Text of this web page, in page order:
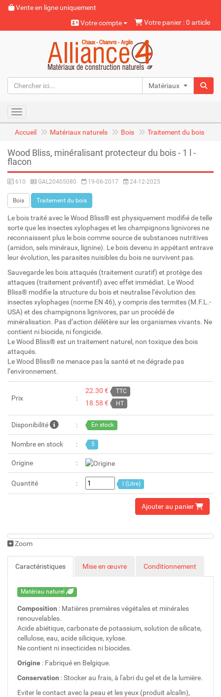
Vente en ligne uniquement
Votre compte
Votre panier : 0 article
Matériaux naturels
Toggle navigation
Accueil Matériaux naturels Bois Traitement du bois
Wood Bliss, minéralisant protecteur du bois - 1 l -
flacon
610 GAL20405080 19-06-2017 24-12-2025
Bois Traitement du bois
Le bois traité avec le Wood Bliss® est physiquement modifié de telle
sorte que les insectes xylophages et les champignons lignivores ne
reconnaissent plus le bois comme source de substances nutritives
(amidon, sels minéraux, lignine). Le bois devenu in appétant entrave
leur évolution, les parasites nuisibles du bois ne survivent pas.
Sauvegarde les bois attaqués (traitement curatif) et protège des
attaques (traitement préventif) avec effet immédiat. Le Wood
Bliss® modifie la structure du bois et neutralise l’évolution des
insectes xylophages (norme EN 46), y compris des termites (M.F.L.-
USA) et des champignons lignivores, par un procédé de
minéralisation. Pas d’action délétère sur les organismes vivants. Ne
contient ni biocide, ni fongicide.
Le Wood Bliss® est un traitement naturel, non toxique des bois
attaqués.
Le Wood Bliss® ne menace pas la santé et ne dégrade pas
l’environnement.
Prix
22.30 € TTC
18.58 € HT
Disponibilité En stock
Nombre en stock 5
Origine
Quantité l (Litre)
Ajouter au panier
Zoom
Caractéristiques Mise en œuvre Conditionnement
Matériau naturel
Composition : Matières premières végétales et minérales
renouvelables.
Acide abiétique, carbonate de potassium, solution de silicate,
cellulose, eau, acide silicique, xylose.
Ne contient ni insecticides ni biocides.
Origine : Fabriqué en Belgique.
Conservation : Stocker au frais, à l'abri du gel et de la lumière.
Eviter le contact avec la peau et les yeux (produit alcalin),